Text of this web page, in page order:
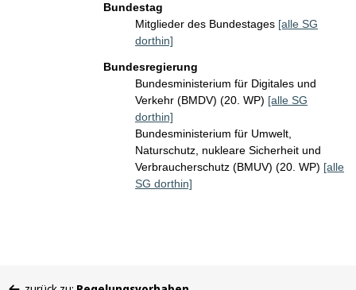
Bundestag
Mitglieder des Bundestages [alle SG
dorthin]
Bundesregierung
Bundesministerium für Digitales und
Verkehr (BMDV) (20. WP) [alle SG
dorthin]
Bundesministerium für Umwelt,
Naturschutz, nukleare Sicherheit und
Verbraucherschutz (BMUV) (20. WP) [alle
SG dorthin]